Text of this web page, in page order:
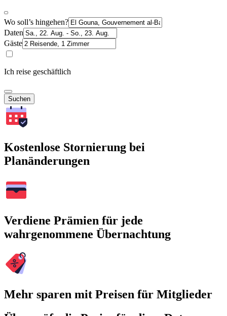
Wo soll’s hingehen?
Daten
Gäste
Ich reise geschäftlich
Suchen
Kostenlose Stornierung bei
Planänderungen
Verdiene Prämien für jede
wahrgenommene Übernachtung
Mehr sparen mit Preisen für Mitglieder